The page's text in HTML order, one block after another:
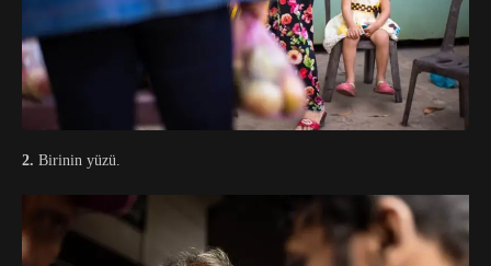
2. Birinin yüzü.